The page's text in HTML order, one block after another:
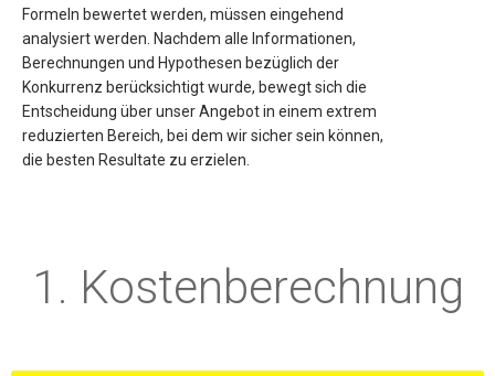
Formeln bewertet werden, müssen eingehend
analysiert werden. Nachdem alle Informationen,
Berechnungen und Hypothesen bezüglich der
Konkurrenz berücksichtigt wurde, bewegt sich die
Entscheidung über unser Angebot in einem extrem
reduzierten Bereich, bei dem wir sicher sein können,
die besten Resultate zu erzielen.
1. Kostenberechnung